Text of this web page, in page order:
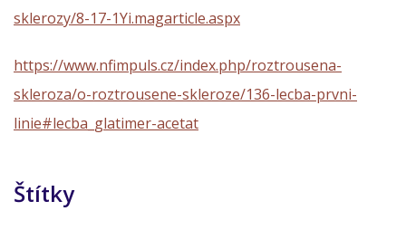
sklerozy/8-17-1Yi.magarticle.aspx
https://www.nfimpuls.cz/index.php/roztrousena-
skleroza/o-roztrousene-skleroze/136-lecba-prvni-
linie#lecba_glatimer-acetat
Štítky